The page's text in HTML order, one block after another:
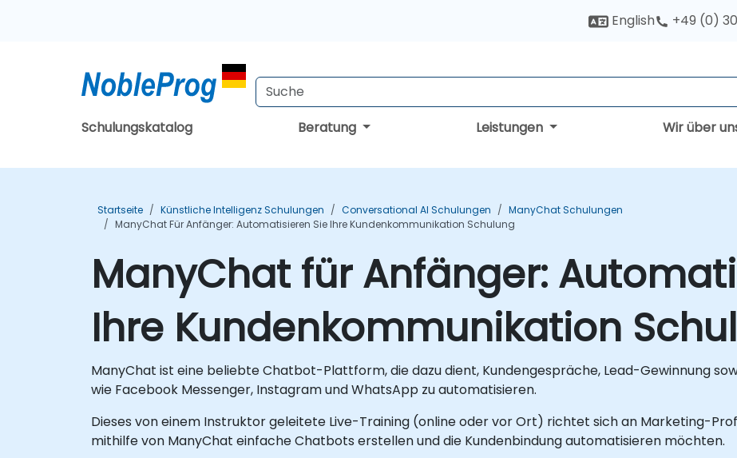
English +49 (0)
Schulungskatalog Beratung Leistungen Wir über
Startseite Künstliche Intelligenz Schulungen Conversational AI Schulungen
ManyChat Schulungen
ManyChat Für Anfänger: Automatisieren Sie Ihre Kundenkommunikation Schulung
ManyChat für Anfänger:
Ihre Kundenkommunikation
ManyChat ist eine beliebte Chatbot-Plattform, die dazu dient, Kundengespräche, Lead-Gewinnung
wie Facebook Messenger, Instagram und WhatsApp zu automatisieren.
Dieses von einem Instruktor geleitete Live-Training (online oder vor Ort) richtet sich an Marketing-
mithilfe von ManyChat einfache Chatbots erstellen und die Kundenbindung automatisieren möchten.